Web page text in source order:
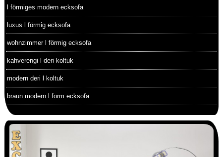
l förmiges modern ecksofa
luxus l förmig ecksofa
wohnzimmer l förmig ecksofa
kahverengi l deri koltuk
modern deri l koltuk
braun modern l form ecksofa